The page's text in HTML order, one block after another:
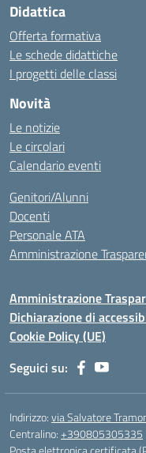
Didattica
Offerta formativa
Le schede didattiche
I progetti delle classi
Novità
Le notizie
Le circolari
Calendario eventi
Genitori/Alunni
Docenti
Personale ATA
Amministrazione
Amministrazione
Dichiarazione di
Cookie Policy (UE)
Seguici su:
Indirizzo:via Salvatore
Centralino:+390805305335